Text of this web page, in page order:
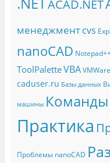
ACAD.NET
менеджмент cvs
nanoCAD
ToolPaletteVBA VMWare
caduser.ru Базы данных
машины Команды
Практика
Проблемы nanoCAD